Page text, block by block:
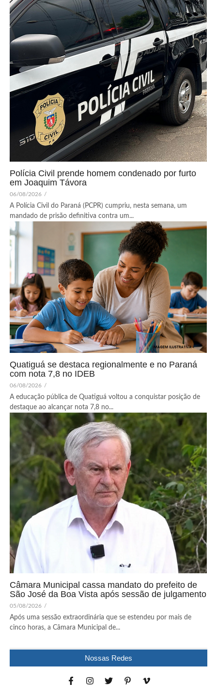
Polícia Civil prende homem condenado por furto
em Joaquim Távora
06/08/2026 /
A Polícia Civil do Paraná (PCPR) cumpriu, nesta semana, um
mandado de prisão definitiva contra um...
Quatiguá se destaca regionalmente e no Paraná
com nota 7,8 no IDEB
06/08/2026 /
A educação pública de Quatiguá voltou a conquistar posição de
destaque ao alcançar nota 7,8 no...
Câmara Municipal cassa mandato do prefeito de
São José da Boa Vista após sessão de julgamento
05/08/2026 /
Após uma sessão extraordinária que se estendeu por mais de
cinco horas, a Câmara Municipal de...
Nossas Redes